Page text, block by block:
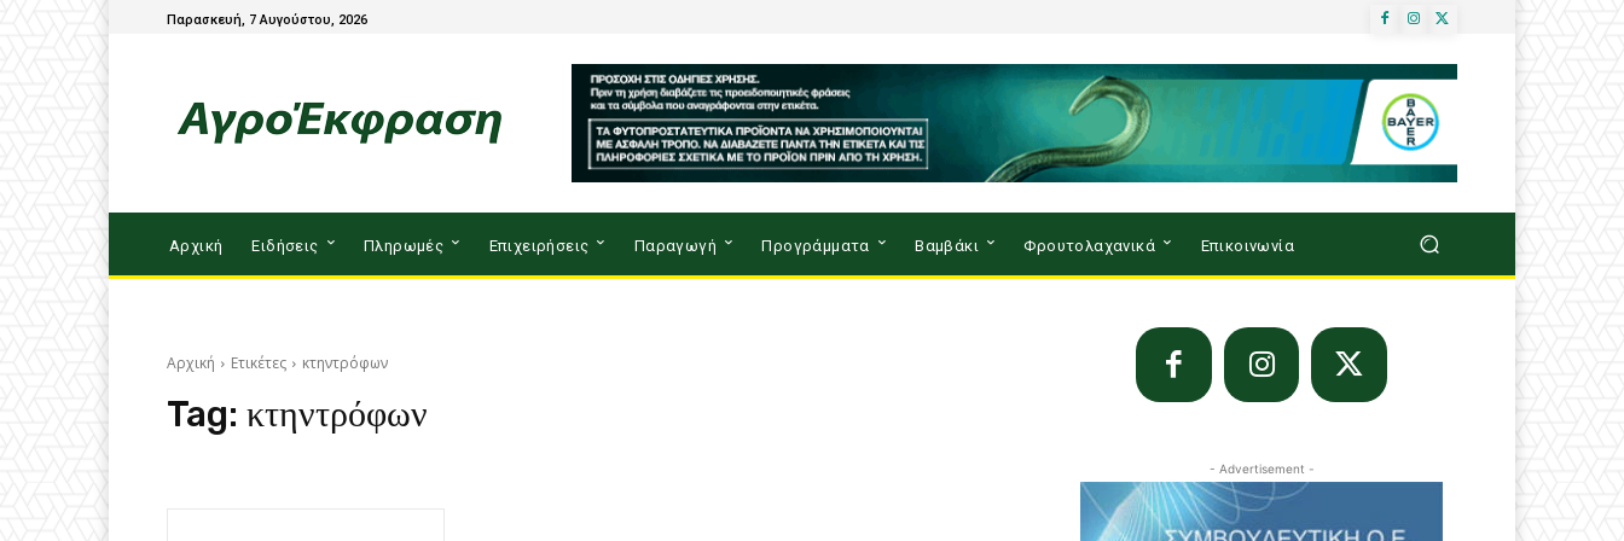
Παρασκευή, 7 Αυγούστου, 2026
Αρχική Ειδήσεις Πληρωμές Επιχειρήσεις Παραγωγή Προγράμματα Βαμβάκι Φρουτολαχανικά Επικοινωνία
Αρχική Ετικέτες κτηντρόφων
Tag: κτηντρόφων
- Advertisement -